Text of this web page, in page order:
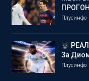
Плусинфо
За
Плусинфо